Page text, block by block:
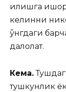
қилишга
келинни
ўнгдаги
далолат.
Кема.
тушкунлик